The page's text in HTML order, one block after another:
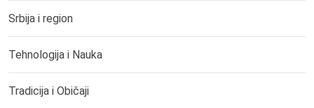
Srbija i region
Tehnologija i Nauka
Tradicija i Običaji